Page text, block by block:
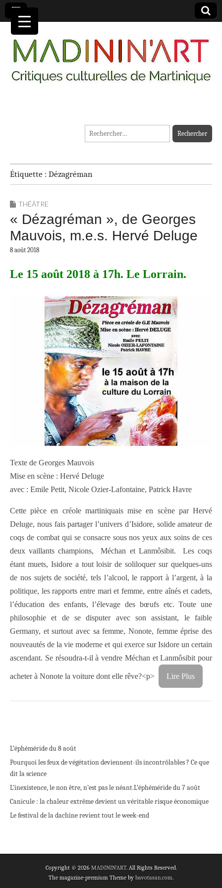
MADININ'ART
Rechercher :
Étiquette : Dézagréman
THÉÂTRE
« Dézagréman », de Georges
Mauvois, m.e.s. Hervé Deluge
8 août 2018
Le 15 août 2018 à 17h. Le Lorrain.
Texte de Georges Mauvois
Mise en scène : Hervé Deluge
avec : Emile Petit, Nicole Ozier-Lafontaine, Patrick Havre
Cette pièce en créole martiniquais mise en scène par Hervé
Deluge, nous fais partager l’univers d’Isidore, solide amateur de
coqs de combat qui se consacre sous nos yeux aux soins de ces
deux vaillants champions, Méchan et Lanmôsibit. Les coqs
étant muets, Isidore a tout loisir de soliloquer sur quelques-uns
de nos sujets de société, tels l’alcool, le rapport à l’argent, à la
politique, les rapports entre mari et femme, entre aînés et cadets,
l’éducation des enfants, l’élevage des bœufs etc. Toute une
philosophie et de se disputer avec son assistant, le faible
Germany, et surtout avec sa femme, Nonote, femme éprise des
nouveautés de la vie moderne et qui exerce sur Isidore un certain
ascendant. Se résoudra-t-il à vendre Méchan et Lanmôsibit pour
acheter à Nonote la voiture dont elle rêve?<p> Lire Plus
L’éphéméride du 8 août
Pourquoi les feux de végétation deviennent-ils incontrôlables ? Ce que
dit la science
L’inexistence, le non être, n’est pas le néant.L’éphéméride du 7 août
Canicule : la chaleur extrême devient un véritable risque économique
Le festival de la dachine revient tout le week-end
Copyright © 2026 MADININ'ART. All Rights Reserved.
The magazine-premium Theme by bavotasan.com.